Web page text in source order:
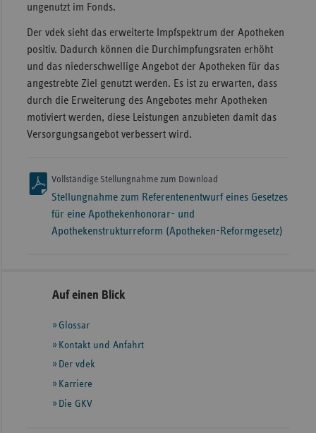
ungenutzt im Fonds.
Der vdek sieht das erweiterte Impfspektrum der Apotheken
positiv. Dadurch können die Durchimpfungsraten erhöht
und das niederschwellige Angebot der Apotheken für das
angestrebte Ziel genutzt werden. Es ist zu erwarten, dass
durch die Erweiterung des Angebotes mehr Apotheken
motiviert werden, diese Leistungen anzubieten damit das
Versorgungsangebot verbessert wird.
Vollständige Stellungnahme zum Download
Stellungnahme zum Referentenentwurf eines Gesetzes
für eine Apothekenhonorar- und
Apothekenstrukturreform (Apotheken-Reformgesetz)
Seitennavigation
Seitenleiste
weiteren
Informationen
Auf einen Blick
Glossar
Kontakt und Anfahrt
Der vdek
Karriere
Die GKV